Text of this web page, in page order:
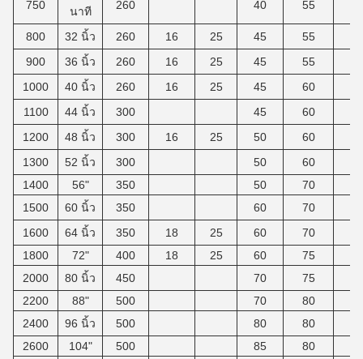
750
นาที
260 40 55
800 32 นิ้ว 260 16 25 45 55
900
36 นิ้ว 260 16 25 45 55
1000
40 นิ้ว 260 16 25 45 60
1100
44 นิ้ว 300 45
60
1200
48 นิ้ว 300 16 25 50 60
1300
52 นิ้ว 300 50
60
1400
56" 350 50
70
1500
60 นิ้ว 350 60
70
1600
64 นิ้ว 350 18 25 60 70
1800
72" 400 18 25 60 75
2000
80 นิ้ว 450 70
75
2200
88" 500 70
80
2400
96 นิ้ว 500 80
80
2600
104" 500 85
80